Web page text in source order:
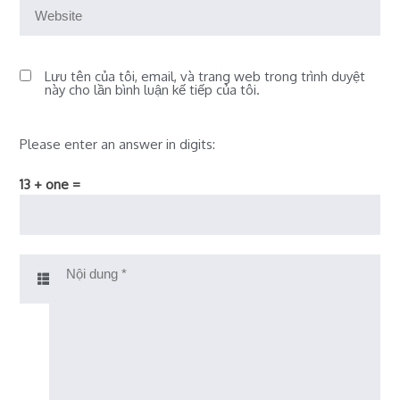
Lưu tên của tôi, email, và trang web trong trình duyệt
này cho lần bình luận kế tiếp của tôi.
Please enter an answer in digits:
13 + one =